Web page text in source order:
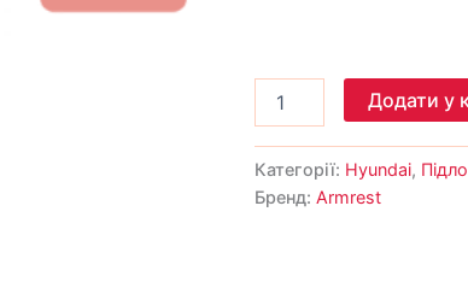
Додати у
Категорії: Hyundai,
Бренд: Armrest